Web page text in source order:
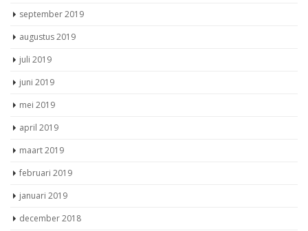
september 2019
augustus 2019
juli 2019
juni 2019
mei 2019
april 2019
maart 2019
februari 2019
januari 2019
december 2018